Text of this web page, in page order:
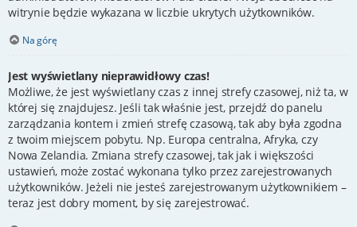
witrynie będzie wykazana w liczbie ukrytych użytkowników.
Na górę
Jest wyświetlany nieprawidłowy czas!
Możliwe, że jest wyświetlany czas z innej strefy czasowej, niż ta, w
której się znajdujesz. Jeśli tak właśnie jest, przejdź do panelu
zarządzania kontem i zmień strefę czasową, tak aby była zgodna
z twoim miejscem pobytu. Np. Europa centralna, Afryka, czy
Nowa Zelandia. Zmiana strefy czasowej, tak jak i większości
ustawień, może zostać wykonana tylko przez zarejestrowanych
użytkowników. Jeżeli nie jesteś zarejestrowanym użytkownikiem –
teraz jest dobry moment, by się zarejestrować.